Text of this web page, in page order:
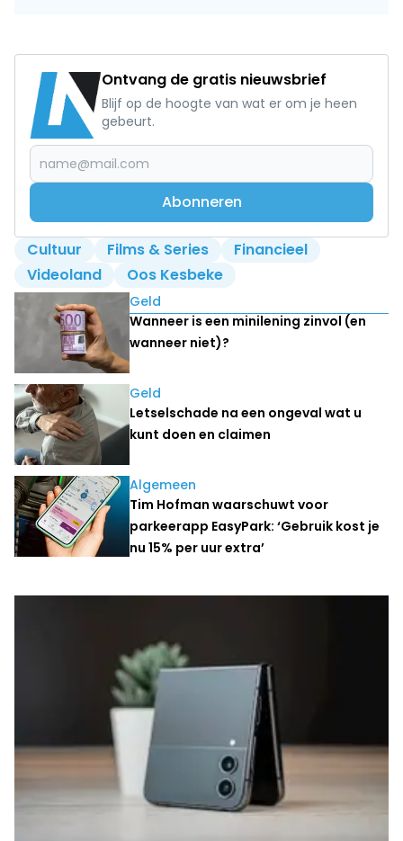
Ontvang de gratis nieuwsbrief
Blijf op de hoogte van wat er om je heen
gebeurt.
Abonneren
Cultuur Films & Series
Financieel
Videoland
Oos Kesbeke
Lees ook
Geld
Wanneer is een minilening zinvol (en
wanneer niet)?
Geld
Letselschade na een ongeval wat u
kunt doen en claimen
Algemeen
Tim Hofman waarschuwt voor
parkeerapp EasyPark: ‘Gebruik kost je
nu 15% per uur extra’
Laatste nieuws